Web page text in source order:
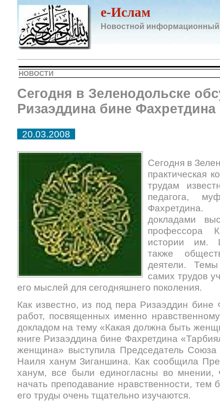
e-Ислам
Новостной информационный
НОВОСТИ
Сегодня в Зеленодольске
Ризаэддина бине Фахретдина
20.03.2008
Сегодня в
практическая
трудам
педагога,
докладами
профессора
истории
также
деятели.
самих трудов
его мыслей для сегодняшнего поколения.
Как известно, из под пера Ризаэддин
работ, посвященных именно
докладом на тему «Какая должна быть
книге Ризаэддина бине Фахретдина
женщина» выступила Председатель Союза
Наиля ханум Зиганшина. Как сообщила
ханум, все были единогласны во мнении,
начать преподавание нравственности, тем
его труды очень тщательно изучаются.